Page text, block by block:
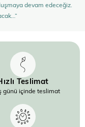
devam edeceğiz.
Teslimat
günü içinde teslimat